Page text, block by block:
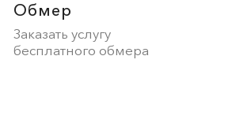
Обмер
Заказать услугу
бесплатного обмера